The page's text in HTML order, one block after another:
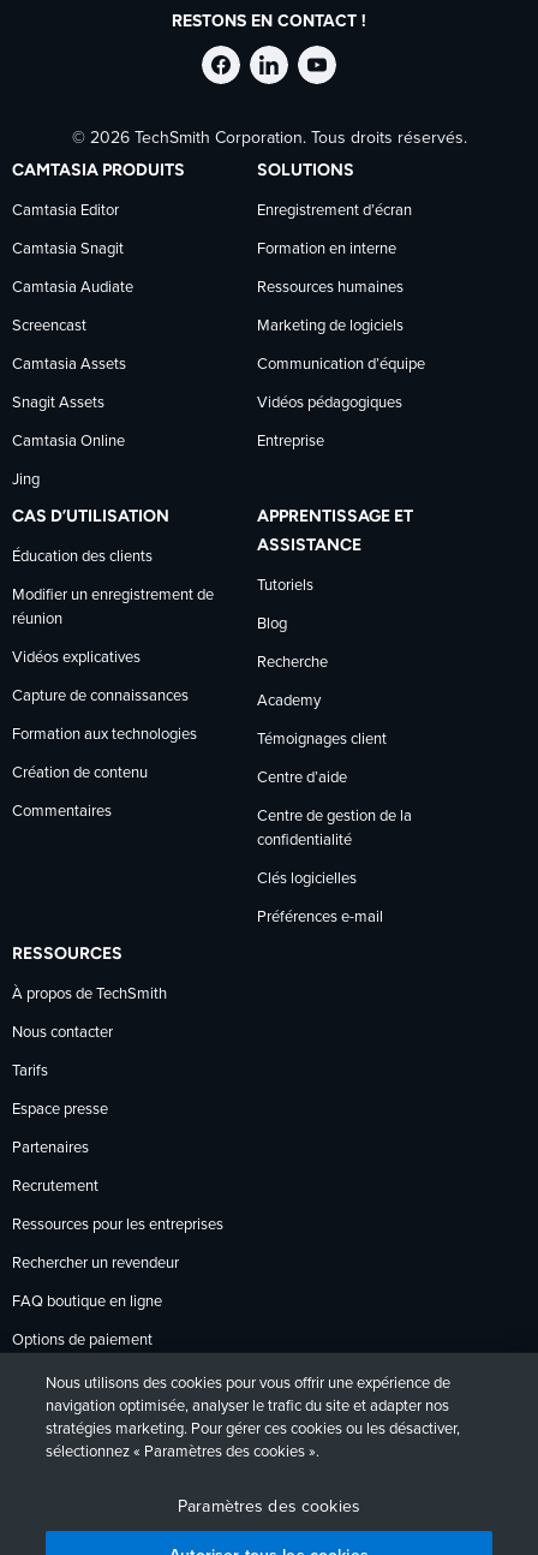
RESTONS EN CONTACT !
Suivre
TechSmith
sur
Facebook
Suivre
TechSmith
sur
LinkedIn
Suivre
TechSmith
sur
YouTube
© 2026 TechSmith Corporation. Tous droits réservés.
CAMTASIA PRODUITS
Camtasia Editor
Camtasia Snagit
Camtasia Audiate
Screencast
Camtasia Assets
Snagit Assets
Camtasia Online
Jing
SOLUTIONS
Enregistrement d’écran
Formation en interne
Ressources humaines
Marketing de logiciels
Communication d’équipe
Vidéos pédagogiques
Entreprise
CAS D’UTILISATION
Éducation des clients
Modifier un enregistrement de
réunion
Vidéos explicatives
Capture de connaissances
Formation aux technologies
Création de contenu
Commentaires
APPRENTISSAGE ET
ASSISTANCE
Tutoriels
Blog
Recherche
Academy
Témoignages client
Centre d’aide
Centre de gestion de la
confidentialité
Clés logicielles
Préférences e-mail
RESSOURCES
À propos de TechSmith
Nous contacter
Tarifs
Espace presse
Partenaires
Recrutement
Ressources pour les entreprises
Rechercher un revendeur
FAQ boutique en ligne
Options de paiement
Politique de retour
DeutschFrançais Español日本語
Nous utilisons des cookies pour vous offrir une expérience de
navigation optimisée, analyser le trafic du site et adapter nos
stratégies marketing. Pour gérer ces cookies ou les désactiver,
sélectionnez « Paramètres des cookies ».
Paramètres des cookies